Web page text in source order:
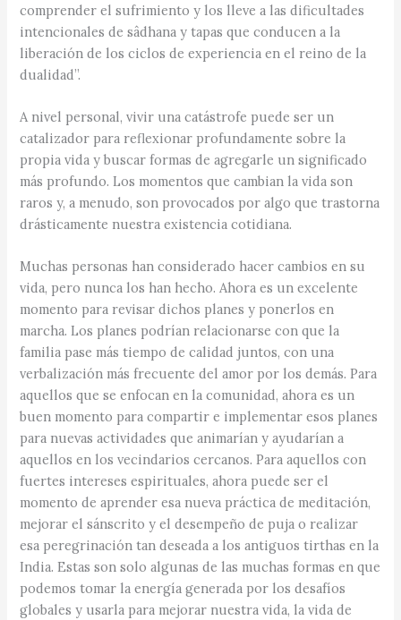
comprender el sufrimiento y los lleve a las dificultades
intencionales de sâdhana y tapas que conducen a la
liberación de los ciclos de experiencia en el reino de la
dualidad”.
A nivel personal, vivir una catástrofe puede ser un
catalizador para reflexionar profundamente sobre la
propia vida y buscar formas de agregarle un significado
más profundo. Los momentos que cambian la vida son
raros y, a menudo, son provocados por algo que trastorna
drásticamente nuestra existencia cotidiana.
Muchas personas han considerado hacer cambios en su
vida, pero nunca los han hecho. Ahora es un excelente
momento para revisar dichos planes y ponerlos en
marcha. Los planes podrían relacionarse con que la
familia pase más tiempo de calidad juntos, con una
verbalización más frecuente del amor por los demás. Para
aquellos que se enfocan en la comunidad, ahora es un
buen momento para compartir e implementar esos planes
para nuevas actividades que animarían y ayudarían a
aquellos en los vecindarios cercanos. Para aquellos con
fuertes intereses espirituales, ahora puede ser el
momento de aprender esa nueva práctica de meditación,
mejorar el sánscrito y el desempeño de puja o realizar
esa peregrinación tan deseada a los antiguos tirthas en la
India. Estas son solo algunas de las muchas formas en que
podemos tomar la energía generada por los desafíos
globales y usarla para mejorar nuestra vida, la vida de